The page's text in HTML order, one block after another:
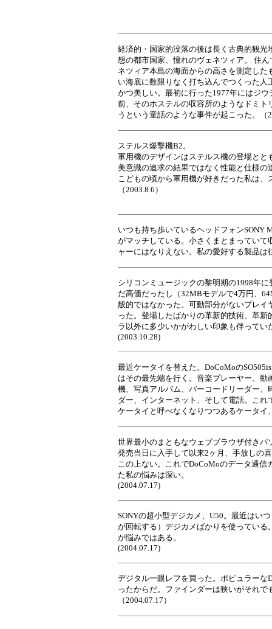
経済的・国家的没落の後は長く古典的観
想の都市国家、憧れのヴェネツィア。 住
ネツィア本島の海面からの高さを測定し
い海底に数限りなく打ち込んでつくった
かつ美しい。最初に行った1977年にはジ
前、そのホステルの収容所のようなドミ
うという童話のような事件が起こった。（
ステルス爆撃機B2。
軍用機のデザインはステルス機の登場と
美意識の追求の結果ではなく性能と仕様の
こどもの頃から軍用機が好きだった私は
（2003.8.6）
いつも持ち歩いているヘッドフォンSONY
がマッチしている。小さくまとまってい
ャーにはなりえない。私の愛好する製品
シリコンミュージックの黎明期の1998年
だ高価だったし（32MBモデルで4万円、
般的ではなかった。可動部分がないプレ
った。登場したばかりの革新的技術、革
ラ以外に多少いかがわしい印象も伴って
(2003.10.28)
最近ケータイを替えた。DoCoMoの
はその最先端を行く。音楽プレーヤー、
機、写真アルバム、バーコードリーダー
ダー、インターネット、そして電話。こ
ケータイと呼べなくなりつつあるケータイ
世界最小のまともなウェブブラウザ付きパ
発売当日に入手して以来2ヶ月、手放しの
この上ない。これでDoCoMoのデータ通
た私の悩みは深い。
(2004.07.17)
SONYの超小型デジカメ、U50。最近はい
が回転する）デジカメばかりを使ってい
が悩みではある。
(2004.07.17)
デジタル一眼レフを買った。ポピュラー
ったからだ。ファインダーは狭いがそれ
（2004.07.17）